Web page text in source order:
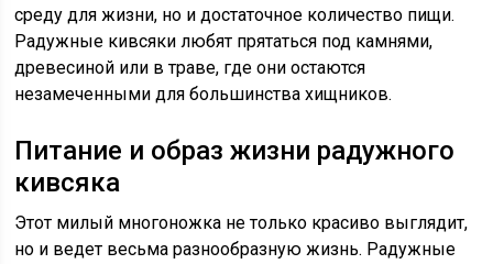
среду для жизни, но и достаточное количество пищи.
Радужные кивсяки любят прятаться под камнями,
древесиной или в траве, где они остаются
незамеченными для большинства хищников.
Питание и образ жизни радужного
кивсяка
Этот милый многоножка не только красиво выглядит,
но и ведет весьма разнообразную жизнь. Радужные